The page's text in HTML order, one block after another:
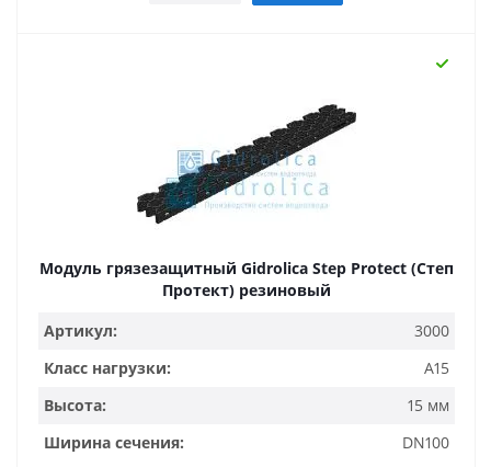
Модуль грязезащитный Gidrolica Step Protect (Степ
Протект) резиновый
Артикул:
3000
Класс нагрузки:
A15
Высота:
15 мм
Ширина сечения:
DN100